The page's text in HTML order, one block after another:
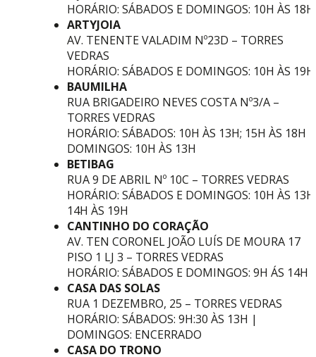
HORÁRIO: SÁBADOS E DOMINGOS: 10H ÀS 18H
ARTYJOIA
AV. TENENTE VALADIM Nº23D – TORRES
VEDRAS
HORÁRIO: SÁBADOS E DOMINGOS: 10H ÀS 19H
BAUMILHA
RUA BRIGADEIRO NEVES COSTA Nº3/A –
TORRES VEDRAS
HORÁRIO: SÁBADOS: 10H ÀS 13H; 15H ÀS 18H |
DOMINGOS: 10H ÀS 13H
BETIBAG
RUA 9 DE ABRIL Nº 10C – TORRES VEDRAS
HORÁRIO: SÁBADOS E DOMINGOS: 10H ÀS 13H;
14H ÀS 19H
CANTINHO DO CORAÇÃO
AV. TEN CORONEL JOÃO LUÍS DE MOURA 17
PISO 1 LJ 3 – TORRES VEDRAS
HORÁRIO: SÁBADOS E DOMINGOS: 9H ÁS 14H
CASA DAS SOLAS
RUA 1 DEZEMBRO, 25 – TORRES VEDRAS
HORÁRIO: SÁBADOS: 9H:30 ÀS 13H |
DOMINGOS: ENCERRADO
CASA DO TRONO